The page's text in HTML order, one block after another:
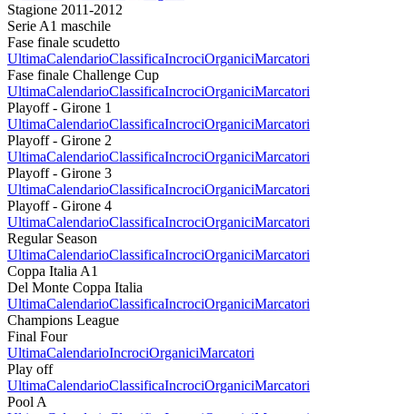
Stagione 2011-2012
Serie A1 maschile
Fase finale scudetto
UltimaCalendarioClassificaIncrociOrganiciMarcatori
Fase finale Challenge Cup
UltimaCalendarioClassificaIncrociOrganiciMarcatori
Playoff - Girone 1
UltimaCalendarioClassificaIncrociOrganiciMarcatori
Playoff - Girone 2
UltimaCalendarioClassificaIncrociOrganiciMarcatori
Playoff - Girone 3
UltimaCalendarioClassificaIncrociOrganiciMarcatori
Playoff - Girone 4
UltimaCalendarioClassificaIncrociOrganiciMarcatori
Regular Season
UltimaCalendarioClassificaIncrociOrganiciMarcatori
Coppa Italia A1
Del Monte Coppa Italia
UltimaCalendarioClassificaIncrociOrganiciMarcatori
Champions League
Final Four
UltimaCalendarioIncrociOrganiciMarcatori
Play off
UltimaCalendarioClassificaIncrociOrganiciMarcatori
Pool A